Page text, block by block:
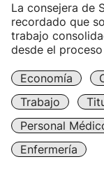
La consejera de
recordado que
trabajo
desde el
Economía
Trabajo
Personal
Enfermería